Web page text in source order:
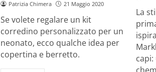
Patrizia Chimera 21 Maggio 2020
Se volete regalare un kit
corredino personalizzato per un
neonato, ecco qualche idea per
copertina e berretto.
La